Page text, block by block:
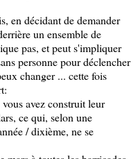
en décidant de demander
un ensemble de
pas, et peut s'impliquer
personne pour déclencher
changer ... cette fois
avez construit leur
ce qui, selon une
/ dixième, ne se